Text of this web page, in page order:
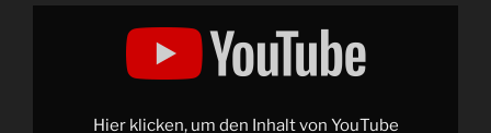
Display
Hier klicken, um den Inhalt von YouTube